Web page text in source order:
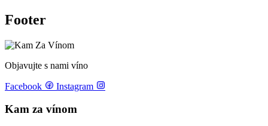
Footer
Objavujte s nami víno
Facebook Instagram
Kam za vínom